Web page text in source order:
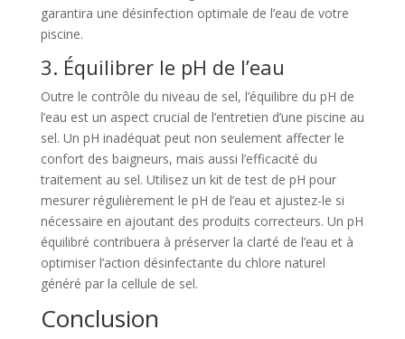
garantira une désinfection optimale de l’eau de votre
piscine.
3. Équilibrer le pH de l’eau
Outre le contrôle du niveau de sel, l’équilibre du pH de
l’eau est un aspect crucial de l’entretien d’une piscine au
sel. Un pH inadéquat peut non seulement affecter le
confort des baigneurs, mais aussi l’efficacité du
traitement au sel. Utilisez un kit de test de pH pour
mesurer régulièrement le pH de l’eau et ajustez-le si
nécessaire en ajoutant des produits correcteurs. Un pH
équilibré contribuera à préserver la clarté de l’eau et à
optimiser l’action désinfectante du chlore naturel
généré par la cellule de sel.
Conclusion